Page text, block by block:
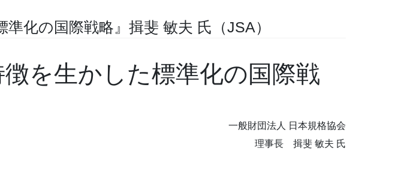
化の国際戦略』揖斐 敏夫 氏（JSA）
徴を生かした標準化の国際戦
一般財団法人 日本規格協会
理事長 揖斐 敏夫 氏